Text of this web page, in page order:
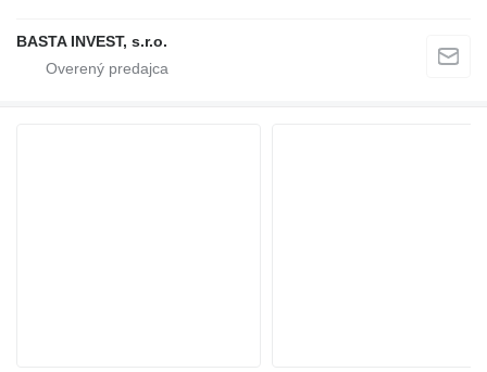
BASTA INVEST, s.r.o.